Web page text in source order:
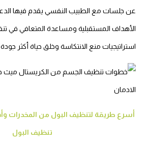
عن جلسات مع الطبيب النفسي يقدم فيها
الأهداف المستقبلية ومساعدة المتعافي في
استراتيجيات منع الانتكاسة وخلق حياة أكثر
تنظيف البول